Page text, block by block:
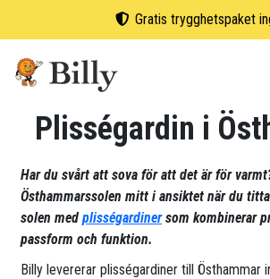
Gratis trygghetspaket
Plisségardin i
Har du svårt att sova för att det är för
Östhammarssolen mitt i ansiktet när du
solen medplisségardinersom kombinerar
passform och funktion.
Billy levererar plisségardiner till Östhammar